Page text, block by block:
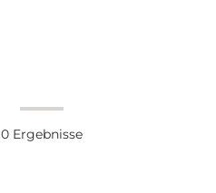
0 Ergebnisse